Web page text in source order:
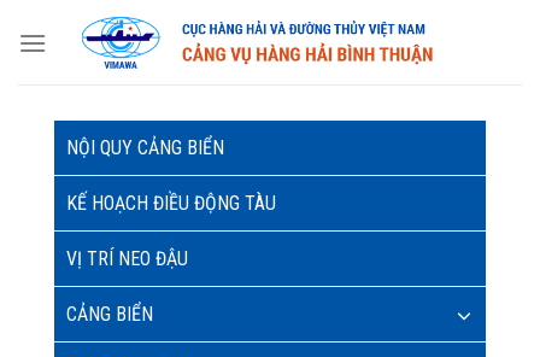
NỘI QUY CẢNG BIỂN
KẾ HOẠCH ĐIỀU ĐỘNG TÀU
VỊ TRÍ NEO ĐẬU
CẢNG BIỂN